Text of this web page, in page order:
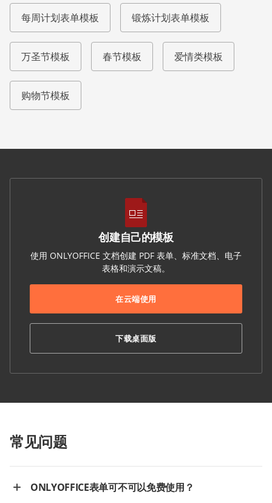
每周计划表单模板 锻炼计划表单模板
万圣节模板 春节模板 爱情类模板
购物节模板
创建自己的模板
使用 ONLYOFFICE 文档创建 PDF 表单、标准文档、电子
表格和演示文稿。
在云端使用
下载桌面版
常见问题
ONLYOFFICE表单可不可以免费使用？